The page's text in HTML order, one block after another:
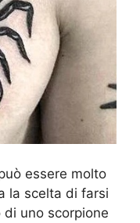
essere molto
la scelta di farsi
uno scorpione